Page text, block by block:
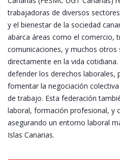
trabajadoras de diversos
y el bienestar de la sociedad
abarca áreas como el comercio,
comunicaciones, y muchos otros
directamente en la vida
defender los derechos laborales,
fomentar la negociación
de trabajo. Esta federación
laboral, formación profesional, y
asegurando un entorno laboral
Islas Canarias.